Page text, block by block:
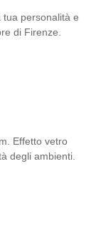
personalità e
di Firenze.
Effetto vetro
degli ambienti.